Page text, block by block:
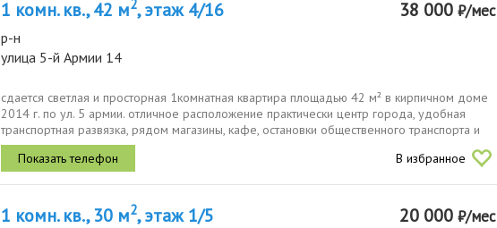
1 комн. кв., 42 м2, этаж 4/16 38 000 ₽/мес
р-н
улица 5-й Армии 14
сдается светлая и просторная 1комнатная квартира площадью 42 м² в кирпичном доме
2014 г. по ул. 5 армии. отличное расположение практически центр города, удобная
транспортная развязка, рядом магазины, кафе, остановки общественного транспорта и
вся...
В избранное
1 комн. кв., 30 м2, этаж 1/5 20 000 ₽/мес